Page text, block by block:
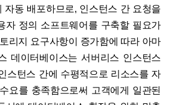
자동 배포하므로, 인스턴스 간 요청을
자 정의 소프트웨어를 구축할 필요가
리지 요구사항이 증가함에 따라 아마
데이터베이스는 서버리스 인스턴스
스턴스 간에 수평적으로 리소스를 자
요를 충족함으로써 고객에게 일관된